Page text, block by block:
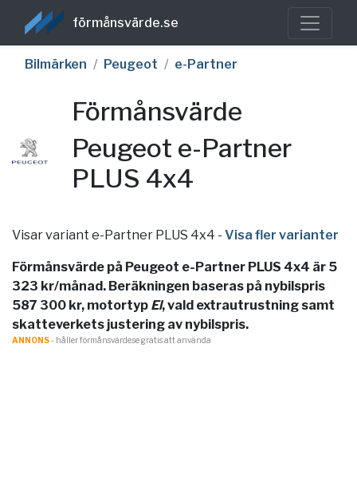
förmånsvärde.se
Bilmärken Peugeot e-Partner
Förmånsvärde
Peugeot e-Partner
PLUS 4x4
Visar variant e-Partner PLUS 4x4 - Visa fler varianter
Förmånsvärde på Peugeot e-Partner PLUS 4x4 är 5
323 kr/månad. Beräkningen baseras på nybilspris
587 300 kr, motortyp El, vald extrautrustning samt
skatteverkets justering av nybilspris.
ANNONS- håller förmånsvärde.se gratis att använda